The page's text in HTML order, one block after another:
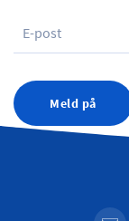
Meld på